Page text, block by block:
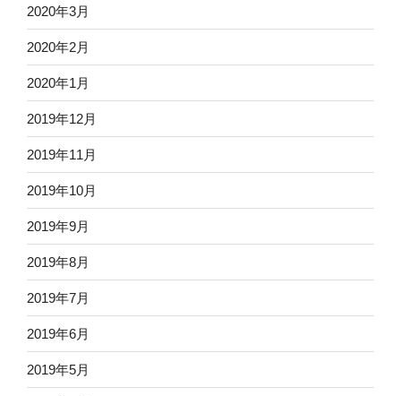
2020年3月
2020年2月
2020年1月
2019年12月
2019年11月
2019年10月
2019年9月
2019年8月
2019年7月
2019年6月
2019年5月